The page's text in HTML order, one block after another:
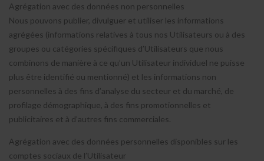
Agrégation avec des données non personnelles
Nous pouvons publier, divulguer et utiliser les informations
agrégées (informations relatives à tous nos Utilisateurs ou à des
groupes ou catégories spécifiques d’Utilisateurs que nous
combinons de manière à ce qu’un Utilisateur individuel ne puisse
plus être identifié ou mentionné) et les informations non
personnelles à des fins d’analyse du secteur et du marché, de
profilage démographique, à des fins promotionnelles et
publicitaires et à d’autres fins commerciales.
Agrégation avec des données personnelles disponibles sur les
comptes sociaux de l’Utilisateur